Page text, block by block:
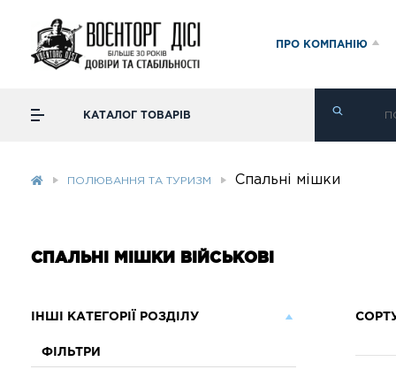
ПРО КОМПАНІЮ
КАТАЛОГ ТОВАРІВ
ПОЛЮВАННЯ ТА ТУРИЗМ Спальні мішки
СПАЛЬНІ МІШКИ ВІЙСЬКОВІ
ІНШІ КАТЕГОРІЇ РОЗДІЛУ
ФІЛЬТРИ